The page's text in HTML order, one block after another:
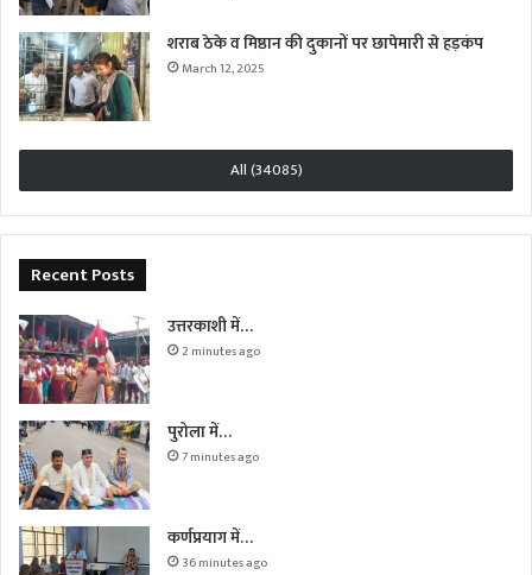
शराब ठेके व मिष्ठान की दुकानों पर छापेमारी से हड़कंप
March 12, 2025
All (34085)
Recent Posts
उत्तरकाशी में…
2 minutes ago
पुरोला में…
7 minutes ago
कर्णप्रयाग में…
36 minutes ago